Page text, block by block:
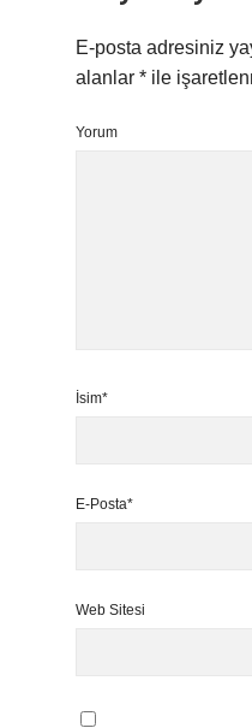
E-posta adresiniz
alanlar * ile
Yorum
İsim*
E-Posta*
Web Sitesi